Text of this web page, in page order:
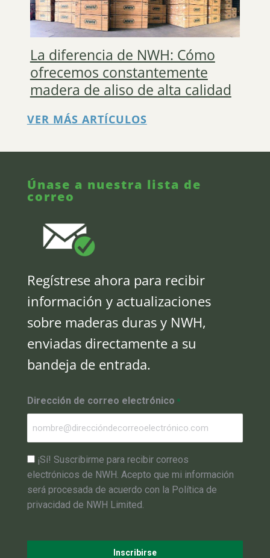
La diferencia de NWH: Cómo
ofrecemos constantemente
madera de aliso de alta calidad
VER MÁS ARTÍCULOS
Únase a nuestra lista de
correo
Regístrese ahora para recibir
información y actualizaciones
sobre maderas duras y NWH,
enviadas directamente a su
bandeja de entrada.
Dirección de correo electrónico *
Aprobar
¡Sí! Suscribirme para recibir correos
electrónicos de NWH. Acepto que mi información
será procesada de acuerdo con la Política de
privacidad de NWH Limited.
Inscribirse